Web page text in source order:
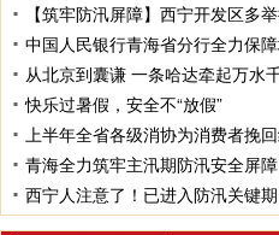
快乐过暑假，安全不“放假”
青海全力筑牢主汛期防汛安全屏障
西宁人注意了！已进入防汛关键期